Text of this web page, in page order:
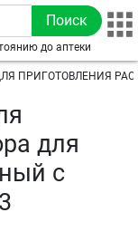
до аптеки
ПРИГОТОВЛЕНИЯ
для
с